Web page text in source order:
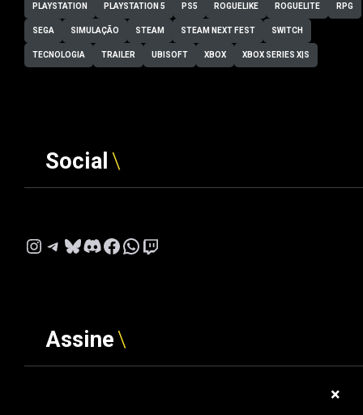
PLAYSTATION PLAYSTATION 5 PS5 ROGUELIKE ROGUELITE RPG
SEGA SIMULAÇÃO STEAM STEAM NEXT FEST SWITCH
TECNOLOGIA TRAILER UBISOFT XBOX XBOX SERIES X|S
Social
Instagram
Telegram
Bluesky
Discord
Facebook
WhatsApp
Twitch
Assine
×